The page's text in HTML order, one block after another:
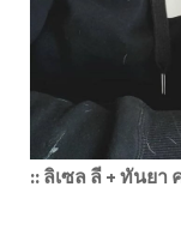
:: ลิเซล ลี + ทันยา